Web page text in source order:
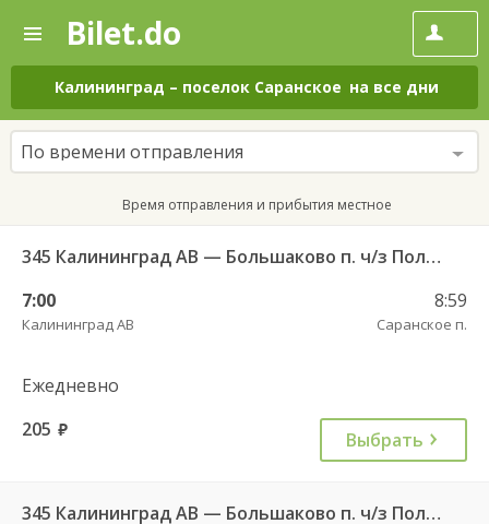
—
Поиск
и
покупка
билетов
на
автобус
онлайн
Bilet.do
Калининград – поселок Саранское на все дни
По времени отправления
Время отправления и прибытия местное
345 Калининград АВ — Большаково п. ч/з Полесск г.
7:00
Калининград АВ
8:59
Саранское п.
Ежедневно
205 руб. Выбрать
345 Калининград АВ — Большаково п. ч/з Полесск г.